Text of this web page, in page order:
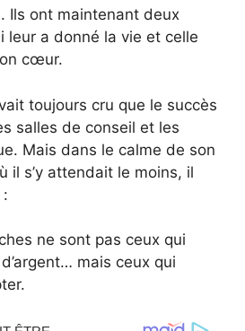
Ils ont maintenant deux
leur a donné la vie et celle
cœur.
toujours cru que le succès
salles de conseil et les
Mais dans le calme de son
il s’y attendait le moins, il
ne sont pas ceux qui
mais ceux qui